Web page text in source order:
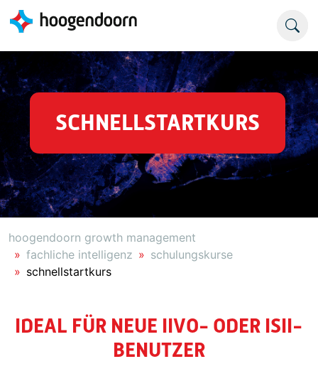
SCHNELLSTARTKURS
hoogendoorn growth management
fachliche intelligenz
schulungskurse
schnellstartkurs
IDEAL FÜR NEUE IIVO- ODER ISII-
BENUTZER